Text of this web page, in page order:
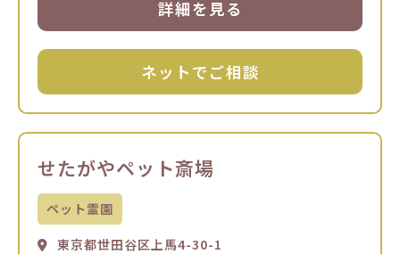
詳細を見る
ネットでご相談
せたがやペット斎場
ペット霊園
東京都世田谷区上馬4-30-1